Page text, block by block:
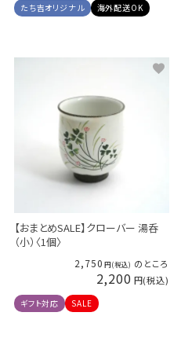
たち吉オリジナル 海外配送OK
【おまとめSALE】クローバー 湯呑
（小）〈1個〉
2,750 のところ
2,200
ギフト対応 SALE